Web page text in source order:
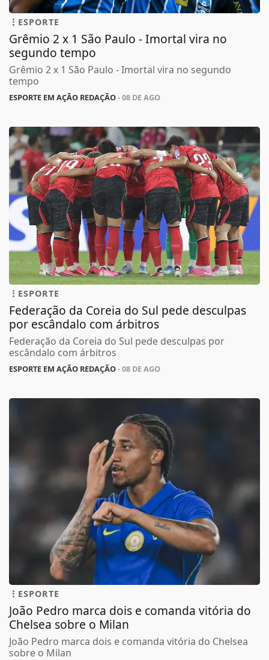
ESPORTE
Grêmio 2 x 1 São Paulo - Imortal vira no
segundo tempo
Grêmio 2 x 1 São Paulo - Imortal vira no segundo
tempo
ESPORTE EM AÇÃO REDAÇÃO- 08 DE AGO
ESPORTE
Federação da Coreia do Sul pede desculpas
por escândalo com árbitros
Federação da Coreia do Sul pede desculpas por
escândalo com árbitros
ESPORTE EM AÇÃO REDAÇÃO- 08 DE AGO
ESPORTE
João Pedro marca dois e comanda vitória do
Chelsea sobre o Milan
João Pedro marca dois e comanda vitória do Chelsea
sobre o Milan